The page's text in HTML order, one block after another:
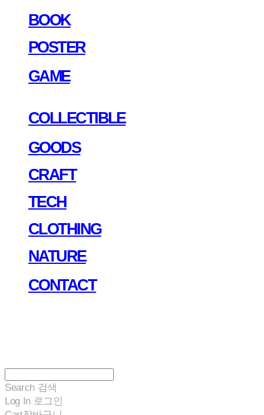
BOOK
POSTER
GAME
COLLECTIBLE
GOODS
CRAFT
TECH
CLOTHING
NATURE
CONTACT
Search 검색
Log In 로그인